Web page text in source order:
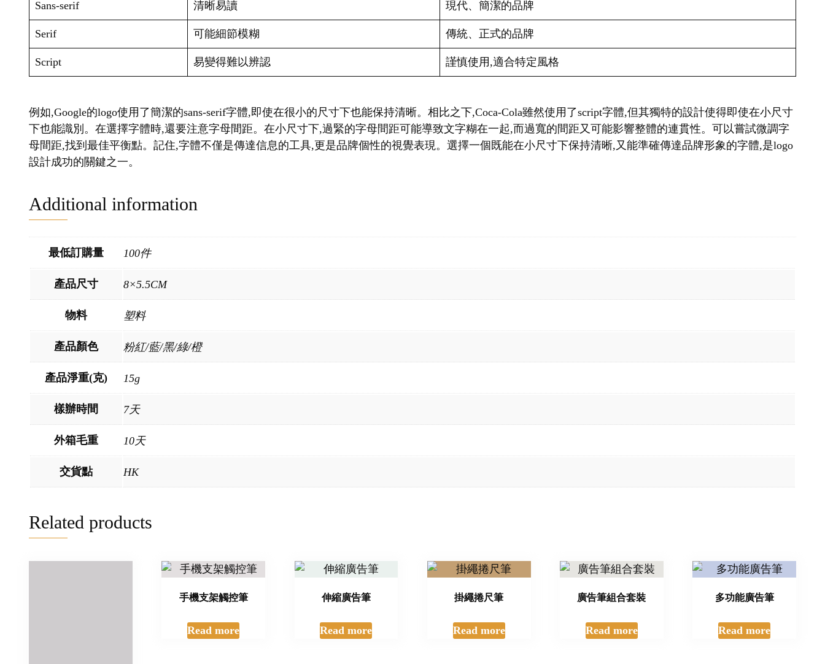
Sans-serif 清晰易讀 現代、簡潔的品牌
Serif 可能細節模糊 傳統、正式的品牌
Script 易變得難以辨認 謹慎使用,適合特定風格
例如,Google的logo使用了簡潔的sans-serif字體,即使在很小的尺寸下也能保持清晰。相比之下,Coca-Cola雖然使用了script字體,但其獨特的設計使得即使在小尺寸
下也能識別。在選擇字體時,還要注意字母間距。在小尺寸下,過緊的字母間距可能導致文字糊在一起,而過寬的間距又可能影響整體的連貫性。可以嘗試微調字
母間距,找到最佳平衡點。記住,字體不僅是傳達信息的工具,更是品牌個性的視覺表現。選擇一個既能在小尺寸下保持清晰,又能準確傳達品牌形象的字體,是logo
設計成功的關鍵之一。
Additional information
最低訂購量 100件
產品尺寸 8×5.5CM
物料 塑料
產品顏色 粉紅/藍/黑/綠/橙
產品淨重(克) 15g
樣辦時間 7天
外箱毛重 10天
交貨點 HK
Related products
手機支架觸控筆
Read more
伸縮廣告筆
Read more
掛繩捲尺筆
Read more
廣告筆組合套裝
Read more
多功能廣告筆
Read more